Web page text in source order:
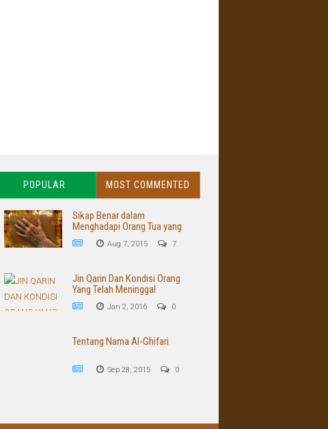
POPULAR MOST COMMENTED
Sikap Benar dalam
Menghadapi Orang Tua yang
Buruk dan Kasar
Aug 7, 2015 7
Jin Qarin Dan Kondisi Orang
Yang Telah Meninggal
Jan 2, 2016 0
Tentang Nama Al-Ghifari
Sep 28, 2015 0